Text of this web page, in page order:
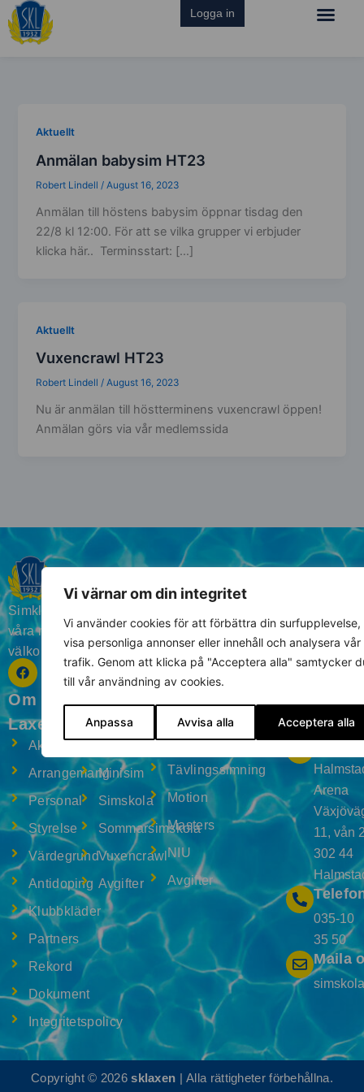
Vi värnar om din integritet
Vi använder cookies för att förbättra din surfupplevelse,
visa personliga annonser eller innehåll och analysera vår
trafik. Genom att klicka på "Acceptera alla" samtycker
till vår användning av cookies.
Anpassa Avvisa alla Acceptera alla
Skip
to
content
Logga in
Aktuellt
Anmälan babysim HT23
Robert Lindell/August 16, 2023
Anmälan till höstens babysim öppnar tisdag den
22/8 kl 12:00. För att se vilka grupper vi erbjuder
klicka här.. Terminsstart: […]
Aktuellt
Vuxencrawl HT23
Robert Lindell/August 16, 2023
Nu är anmälan till höstterminens vuxencrawl öppen!
Anmälan görs via vår medlemssida
Simklubben Laxen grundades 1932 och har aktiviteter för
våra medlemmar från 3 månaders ålder upp till 90+,
välkomna till oss.
F
a
c
e
b
o
o
k
I
n
s
t
r
a
m
Om SK
Laxen
Aktuellt
Arrangemang
Personal
Styrelse
Värdegrund
Antidoping
Klubbkläder
Partners
Rekord
Dokument
Integritetspolicy
Våra
Kurser
Minisim
Simskola
Sommarsimskola
Vuxencrawl
Avgifter
Träning
Tävlingssimning
Motion
Masters
NIU
Avgifter
Medlemmar
Medlemssida
SK
Laxen
Arena
11, vån
302 44
035-10
35 50
Maila
Copyright © 2026sklaxen | Alla rättigheter förbehållna.